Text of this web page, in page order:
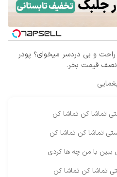
و بی دردسر میخوای؟ پودر
نصف قیمت بخر.
تماشا کن تماشا کن
تماشا کن تماشا کن
ببین با من چه ها کردی
تماشا کن تماشا کن